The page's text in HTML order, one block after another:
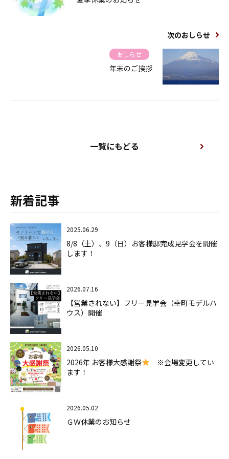
次のおしらせ
おしらせ
年末のご挨拶
一覧にもどる
新着記事
2025.06.29
8/8（土）、9（日）お客様邸完成見学会を開催
します！
2026.07.16
【営業されない】フリー見学会（幸町モデルハ
ウス）開催
2026.05.10
2026年 お客様大感謝祭
※会場変更してい
ます！
2026.05.02
ＧＷ休業のお知らせ